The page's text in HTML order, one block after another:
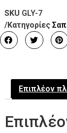
SKU GLY-7
/Κατηγορίες
Επιπλέον